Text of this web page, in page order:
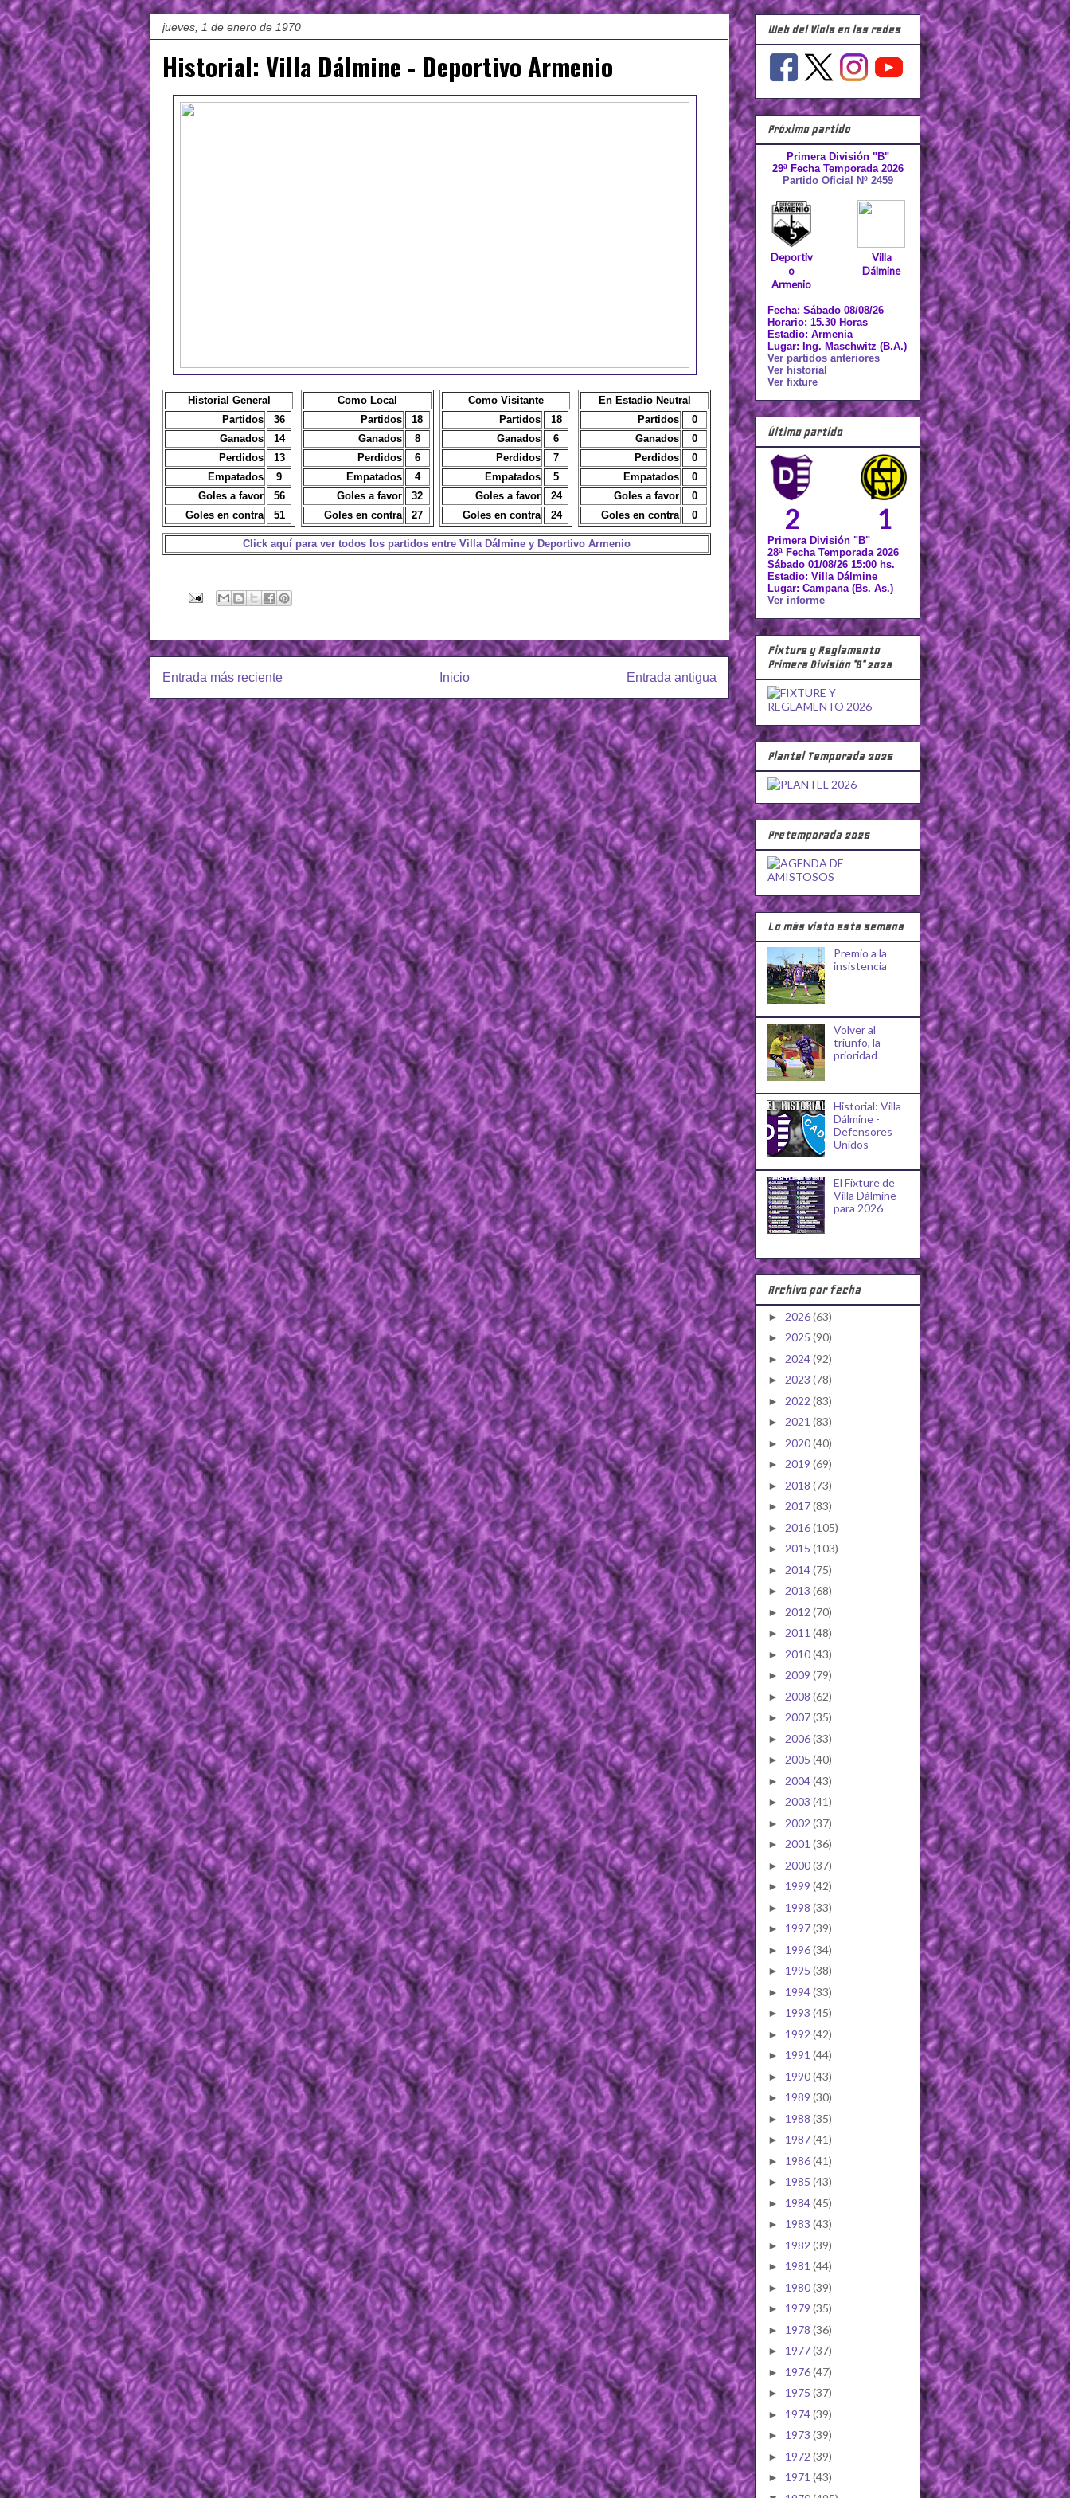
jueves, 1 de enero de 1970
Historial: Villa Dálmine - Deportivo Armenio
Historial General
Partidos
36
Ganados
14
Perdidos
13
Empatados
9
Goles a favor
56
Goles en contra
51
Como Local
Partidos
18
Ganados
8
Perdidos
6
Empatados
4
Goles a favor
32
Goles en contra
27
En Estadio Neutral
Partidos
0
Ganados
0
Perdidos
0
Empatados
0
Goles a favor
0
Goles en contra
0
Como Visitante
Partidos
18
Ganados
6
Perdidos
7
Empatados
5
Goles a favor
24
Goles en contra
24
Click aquí para ver todos los partidos entre Villa Dálmine y Deportivo Armenio
Entrada más reciente Entrada antigua
Inicio
Web del Viola en las redes
Próximo partido
Primera División "B"
29ª Fecha Temporada 2026
Partido Oficial Nº 2459
Deportiv
o
Armenio
Villa
Dálmine
Fecha: Sábado 08/08/26
Horario: 15.30 Horas
Estadio: Armenia
Lugar: Ing. Maschwitz (B.A.)
Ver partidos anteriores
Ver historial
Ver fixture
Último partido
2 1
Primera División "B"
28ª Fecha Temporada 2026
Sábado 01/08/26 15:00 hs.
Estadio: Villa Dálmine
Lugar: Campana (Bs. As.)
Ver informe
Fixture y Reglamento
Primera División "B" 2026
Plantel Temporada 2026
Pretemporada 2026
Lo más visto esta semana
Premio a la
insistencia
Volver al
triunfo, la
prioridad
Historial: Villa
Dálmine -
Defensores
Unidos
El Fixture de
Villa Dálmine
para 2026
Archivo por fecha
► 2026(63)
► 2025 (90)
► 2024(92)
► 2023 (78)
► 2022 (83)
► 2021 (83)
► 2020(40)
► 2019 (69)
► 2018 (73)
► 2017(83)
► 2016(105)
► 2015 (103)
► 2014(75)
► 2013 (68)
► 2012 (70)
► 2011 (48)
► 2010(43)
► 2009 (79)
► 2008 (62)
► 2007(35)
► 2006(33)
► 2005 (40)
► 2004(43)
► 2003 (41)
► 2002 (37)
► 2001 (36)
► 2000(37)
► 1999 (42)
► 1998 (33)
► 1997(39)
► 1996(34)
► 1995 (38)
► 1994(33)
► 1993 (45)
► 1992 (42)
► 1991 (44)
► 1990(43)
► 1989 (30)
► 1988 (35)
► 1987(41)
► 1986(41)
► 1985 (43)
► 1984(45)
► 1983 (43)
► 1982 (39)
► 1981 (44)
► 1980(39)
► 1979 (35)
► 1978 (36)
► 1977(37)
► 1976(47)
► 1975 (37)
► 1974(39)
► 1973 (39)
► 1972 (39)
► 1971 (43)